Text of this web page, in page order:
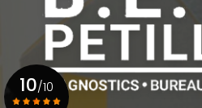
10/10